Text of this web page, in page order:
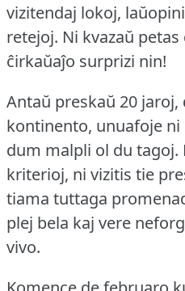
vizitendaj lokoj,
retejoj. Ni kvazaŭ
ĉirkaŭaĵo surprizi nin!
Antaŭ preskaŭ 20
kontinento, unuafoje
dum malpli ol du tagoj.
kriterioj, ni vizitis tie
tiama tuttaga
plej bela kaj vere
vivo.